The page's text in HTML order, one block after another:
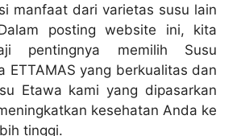
manfaat dari varietas susu lain
posting website ini, kita
pentingnya memilih Susu
ETTAMAS yang berkualitas dan
Etawa kami yang dipasarkan
kesehatan Anda ke
tinggi.